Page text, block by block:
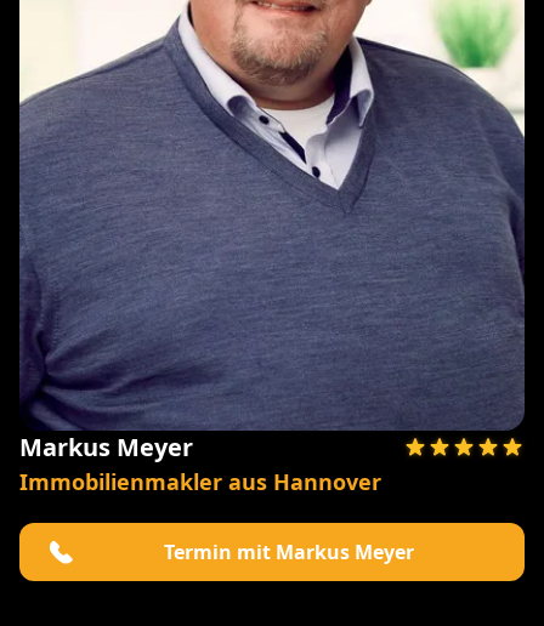
Markus Meyer
Immobilienmakler aus Hannover
Termin mit Markus Meyer